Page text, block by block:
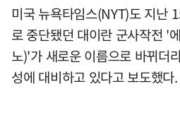
미국 뉴욕타임스(NYT)도 지난
로 중단됐던 대이란 군사작전 '
노)'가 새로운 이름으로 바뀌더
성에 대비하고 있다고 보도했다.